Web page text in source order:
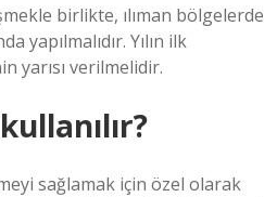
birlikte, ılıman bölgelerde
yapılmalıdır. Yılın ilk
yarısı verilmelidir.
sağlamak için özel olarak